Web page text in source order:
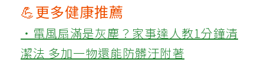
💪更多健康推薦
‧電風扇滿是灰塵？家事達人教1分鐘清
潔法 多加一物還能防髒汙附著